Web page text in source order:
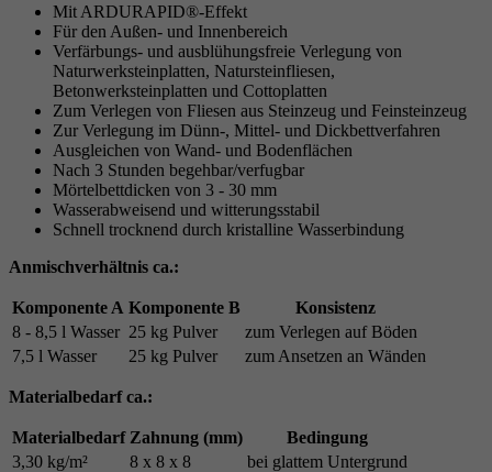
Mit ARDURAPID®-Effekt
Für den Außen- und Innenbereich
Verfärbungs- und ausblühungsfreie Verlegung von
Naturwerksteinplatten, Natursteinfliesen,
Betonwerksteinplatten und Cottoplatten
Zum Verlegen von Fliesen aus Steinzeug und Feinsteinzeug
Zur Verlegung im Dünn-, Mittel- und Dickbettverfahren
Ausgleichen von Wand- und Bodenflächen
Nach 3 Stunden begehbar/verfugbar
Mörtelbettdicken von 3 - 30 mm
Wasserabweisend und witterungsstabil
Schnell trocknend durch kristalline Wasserbindung
Anmischverhältnis ca.:
Komponente A Komponente B
Konsistenz
8 - 8,5 l Wasser 25 kg Pulver
zum Verlegen auf Böden
7,5 l Wasser
25 kg Pulver zum Ansetzen an Wänden
Materialbedarf ca.:
Materialbedarf Zahnung (mm)
Bedingung
3,30 kg/m²
8 x 8 x 8
bei glattem Untergrund